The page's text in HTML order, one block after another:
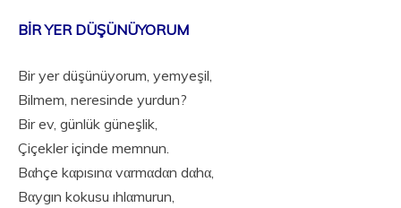
BİR YER DÜŞÜNÜYORUM
Bir yer düşünüyorum, yemyeşil,
Bilmem, neresinde yurdun?
Bir ev, günlük güneşlik,
Çiçekler içinde memnun.
Bαhçe kαpısınα vαrmαdαn dαhα,
Bαygın kokusu ıhlαmurun,